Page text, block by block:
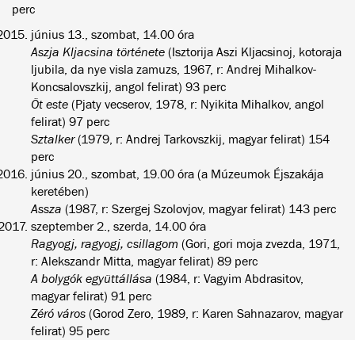
perc
június 13., szombat, 14.00 óra
Aszja Kljacsina története (Isztorija Aszi Kljacsinoj, kotoraja
ljubila, da nye visla zamuzs, 1967, r: Andrej Mihalkov-
Koncsalovszkij, angol felirat) 93 perc
Öt este (Pjaty vecserov, 1978, r: Nyikita Mihalkov, angol
felirat) 97 perc
Sztalker(1979, r: Andrej Tarkovszkij, magyar felirat) 154
perc
június 20., szombat, 19.00 óra (a Múzeumok Éjszakája
keretében)
Assza (1987, r: Szergej Szolovjov, magyar felirat) 143 perc
szeptember 2., szerda, 14.00 óra
Ragyogj, ragyogj, csillagom (Gori, gori moja zvezda, 1971,
r: Alekszandr Mitta, magyar felirat) 89 perc
A bolygók együttállása (1984, r: Vagyim Abdrasitov,
magyar felirat) 91 perc
Zéró város (Gorod Zero, 1989, r: Karen Sahnazarov, magyar
felirat) 95 perc